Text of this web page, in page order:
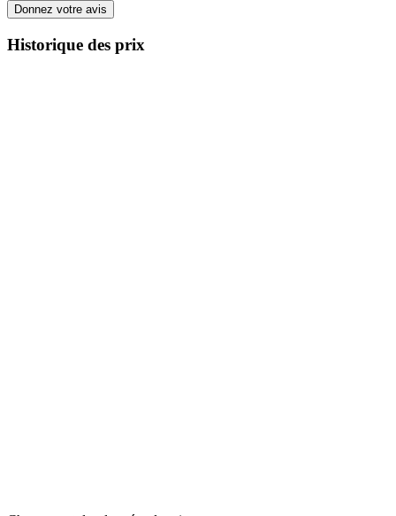
Donnez votre avis
Historique des prix